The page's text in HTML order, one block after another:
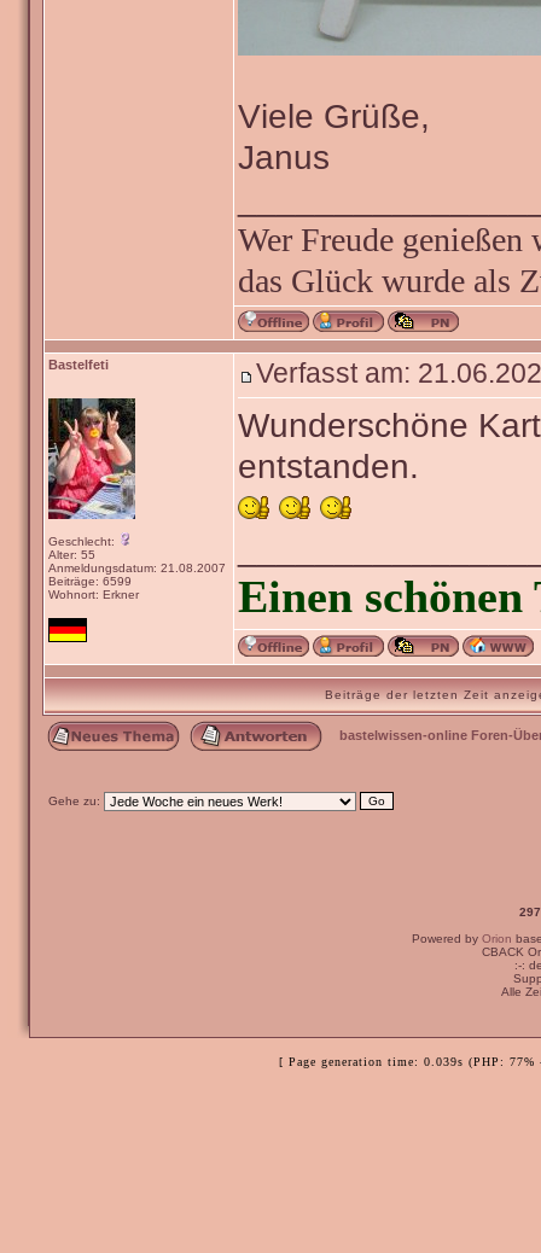
Viele Grüße,
Janus
Wer Freude
das Glück wurde als
Bastelfeti
Geschlecht:
Alter: 55
Anmeldungsdatum: 21.08.2007
Beiträge: 6599
Wohnort: Erkner
Verfasst am:
Wunderschöne
entstanden.
Einen
Beiträge der letzten Zeit
bastelwissen-online Foren-
Gehe zu:
Powered by Orion
CBACK
:-:
Alle
[ Page generation time: 0.039s (PHP: